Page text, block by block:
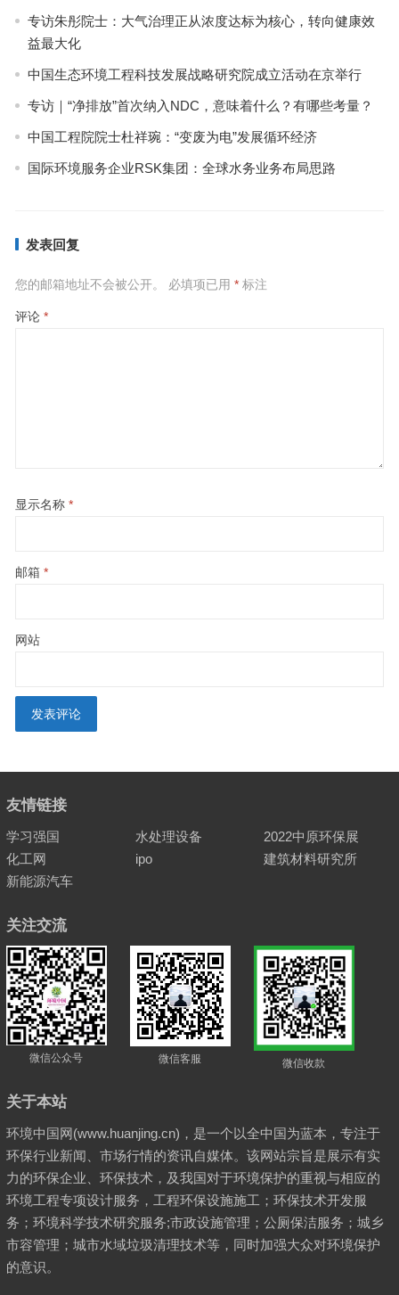
专访朱彤院士：大气治理正从浓度达标为核心，转向健康效
益最大化
中国生态环境工程科技发展战略研究院成立活动在京举行
​专访｜“净排放”首次纳入NDC，意味着什么？有哪些考量？
中国工程院院士杜祥琬：“变废为电”发展循环经济
国际环境服务企业RSK集团：全球水务业务布局思路
发表回复
您的邮箱地址不会被公开。 必填项已用 *标注
评论 *
显示名称 *
邮箱 *
网站
友情链接
学习强国 水处理设备
2022中原环保展
化工网
ipo
建筑材料研究所
新能源汽车
关注交流
微信公众号 微信客服 微信收款
关于本站
环境中国网(www.huanjing.cn)，是一个以全中国为蓝本，专注于
环保行业新闻、市场行情的资讯自媒体。该网站宗旨是展示有实
力的环保企业、环保技术，及我国对于环境保护的重视与相应的
环境工程专项设计服务，工程环保设施施工；环保技术开发服
务；环境科学技术研究服务;市政设施管理；公厕保洁服务；城乡
市容管理；城市水域垃圾清理技术等，同时加强大众对环境保护
的意识。